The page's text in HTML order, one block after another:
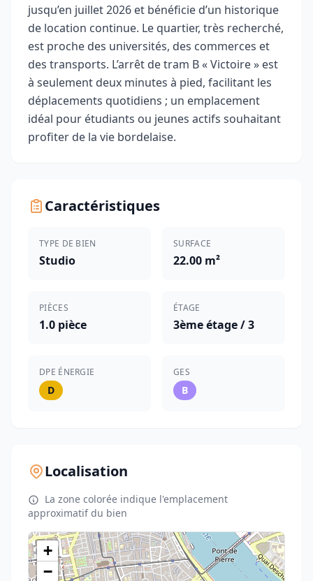
jusqu’en juillet 2026 et bénéficie d’un historique
de location continue. Le quartier, très recherché,
est proche des universités, des commerces et
des transports. L’arrêt de tram B « Victoire » est
à seulement deux minutes à pied, facilitant les
déplacements quotidiens ; un emplacement
idéal pour étudiants ou jeunes actifs souhaitant
profiter de la vie bordelaise.
Caractéristiques
TYPE DE BIEN
Studio
SURFACE
22.00 m²
PIÈCES
1.0 pièce
ÉTAGE
3ème étage / 3
DPE ÉNERGIE
D
GES
B
Localisation
La zone colorée indique l'emplacement
approximatif du bien
+
−